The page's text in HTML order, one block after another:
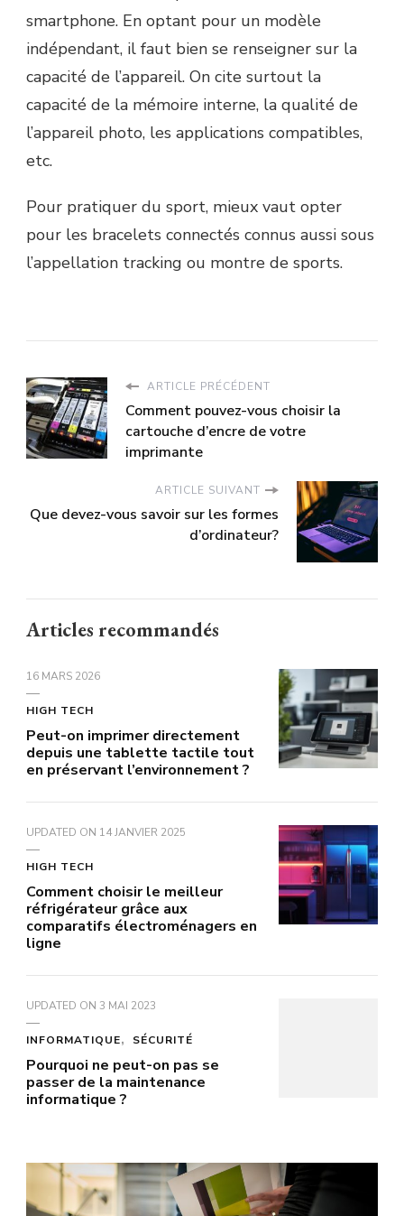
smartphone. En optant pour un modèle
indépendant, il faut bien se renseigner sur la
capacité de l’appareil. On cite surtout la
capacité de la mémoire interne, la qualité de
l’appareil photo, les applications compatibles,
etc.
Pour pratiquer du sport, mieux vaut opter
pour les bracelets connectés connus aussi sous
l’appellation tracking ou montre de sports.
ARTICLE PRÉCÉDENT
Comment pouvez-vous choisir la
cartouche d’encre de votre
imprimante
ARTICLE SUIVANT
Que devez-vous savoir sur les formes
d’ordinateur?
Articles recommandés
16 MARS 2026
HIGH TECH
Peut-on imprimer directement
depuis une tablette tactile tout
en préservant l’environnement ?
UPDATED ON 14 JANVIER 2025
HIGH TECH
Comment choisir le meilleur
réfrigérateur grâce aux
comparatifs électroménagers en
ligne
UPDATED ON 3 MAI 2023
INFORMATIQUE SÉCURITÉ
Pourquoi ne peut-on pas se
passer de la maintenance
informatique ?